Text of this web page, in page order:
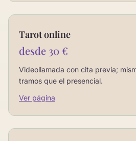
Tarot online
desde 30 €
Videollamada con cita previa;
tramos que el presencial.
Ver página